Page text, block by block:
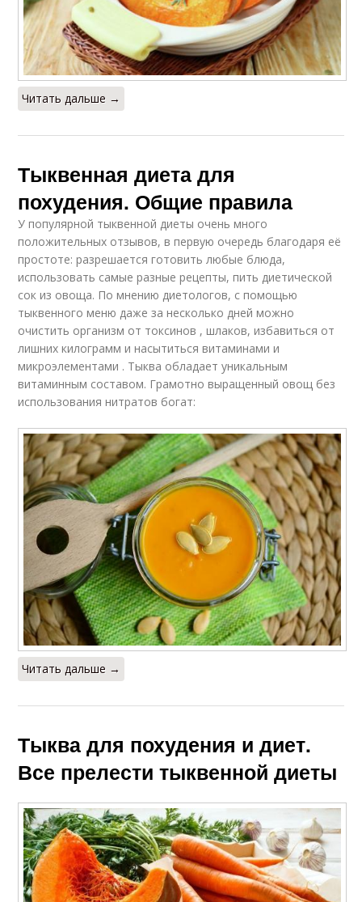
Читать дальше →
Тыквенная диета для
похудения. Общие правила
У популярной тыквенной диеты очень много
положительных отзывов, в первую очередь благодаря её
простоте: разрешается готовить любые блюда,
использовать самые разные рецепты, пить диетической
сок из овоща. По мнению диетологов, с помощью
тыквенного меню даже за несколько дней можно
очистить организм от токсинов , шлаков, избавиться от
лишних килограмм и насытиться витаминами и
микроэлементами . Тыква обладает уникальным
витаминным составом. Грамотно выращенный овощ без
использования нитратов богат:
Читать дальше →
Тыква для похудения и диет.
Все прелести тыквенной диеты